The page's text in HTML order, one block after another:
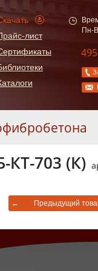
лист
Пн-
703 (К)
← Предыдущий